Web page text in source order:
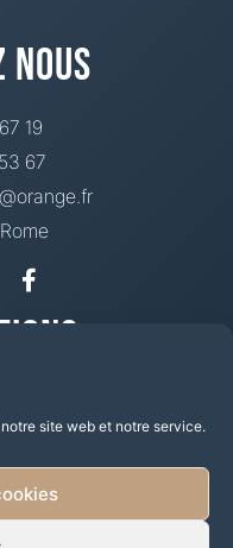
site web et notre service.
19
67
SCPI
Immo